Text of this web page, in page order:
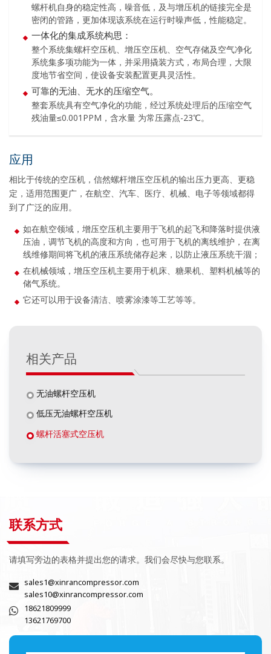
螺杆机自身的稳定性高，噪音低，及与增压机的链接完全是
密闭的管路，更加体现该系统在运行时噪声低，性能稳定。
一体化的集成系统构思：
整个系统集螺杆空压机、增压空压机、空气存储及空气净化
系统集多项功能为一体，并采用撬装方式，布局合理，大限
度地节省空间，使设备安装配置更具灵活性。
可靠的无油、无水的压缩空气。
整套系统具有空气净化的功能，经过系统处理后的压缩空气
残油量≤0.001PPM，含水量 为常压露点-23℃。
应用
相比于传统的空压机，信然螺杆增压空压机的输出压力更高、更稳
定，适用范围更广，在航空、汽车、医疗、机械、电子等领域都得
到了广泛的应用。
如在航空领域，增压空压机主要用于飞机的起飞和降落时提供液
压油，调节飞机的高度和方向，也可用于飞机的离线维护，在离
线维修期间将飞机的液压系统储存起来，以防止液压系统干涸；
在机械领域，增压空压机主要用于机床、糖果机、塑料机械等的
储气系统。
它还可以用于设备清洁、喷雾涂漆等工艺等等。
相关产品
无油螺杆空压机
低压无油螺杆空压机
螺杆活塞式空压机
联系方式
请填写旁边的表格并提出您的请求。我们会尽快与您联系。
sales1@xinrancompressor.com
sales10@xinrancompressor.com
18621809999
13621769700